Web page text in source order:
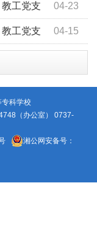
04-23
工党支
手法”科普活动04-15
工党支
手法”科普活动
科学校
（办公室） 0737-
湘公网安备号：